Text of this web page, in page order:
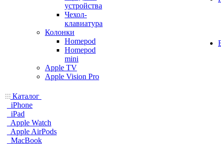
устройства
Чехол-
клавиатура
Колонки
Homepod
Homepod
mini
Apple TV
Apple Vision Pro
Каталог
iPhone
iPad
Apple Watch
Apple AirPods
MacBook